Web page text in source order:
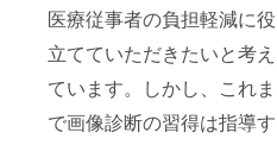
医療従事者の負担軽減に役
立てていただきたいと考え
ています。しかし、これま
で画像診断の習得は指導す